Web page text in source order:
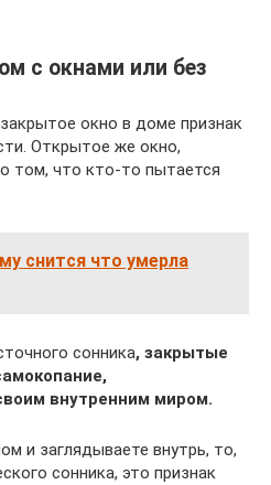
с окнами или без
окно в доме признак
Открытое же окно,
том, что кто-то пытается
снится что умерла
сонника, закрытые
внутренним миром.
и заглядываете внутрь, то,
сонника, это признак